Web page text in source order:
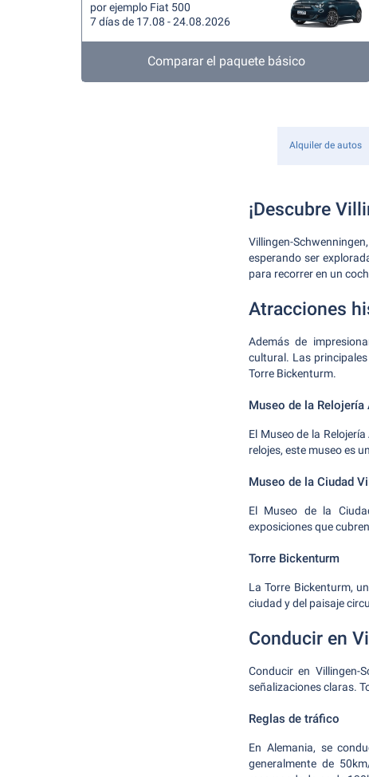
por ejemplo Fiat 500
7 días de 17.08 - 24.08.2026
Comparar el paquete básico
Alquiler de autos
¡Descubre
Villingen-
esperando ser
para recorrer en un
Atracciones
Además de
cultural. Las
Torre Bickenturm.
Museo de la Relojería
El Museo de la
relojes, este museo es
Museo de la Ciudad
El Museo de la
exposiciones que
Torre Bickenturm
La Torre Bickenturm,
ciudad y del paisaje
Conducir en
Conducir en Villingen-
señalizaciones claras.
Reglas de tráfico
En Alemania, se
generalmente de